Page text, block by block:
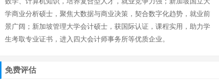
学商业分析硕士，聚焦大数据与商业决策，契合数字化趋势，就业前
景广阔；新加坡管理大学会计硕士，获国际认证，课程实用，助力学
生考取专业证书，进入四大会计师事务所等优质企业。
免费评估